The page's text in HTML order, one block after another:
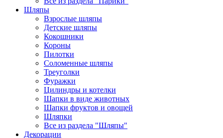
Шляпы
Взрослые шляпы
Детские шляпы
Кокошники
Короны
Пилотки
Соломенные шляпы
Треуголки
Фуражки
Цилиндры и котелки
Шапки в виде животных
Шапки фруктов и овощей
Шляпки
Все из раздела "Шляпы"
Декорации